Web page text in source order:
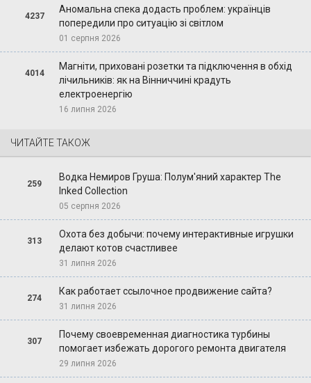
4237
Аномальна спека додасть проблем: українців
попередили про ситуацію зі світлом
01 серпня 2026
4014
Магніти, приховані розетки та підключення в обхід
лічильників: як на Вінниччині крадуть
електроенергію
16 липня 2026
ЧИТАЙТЕ ТАКОЖ
259
Водка Немиров Груша: Полум'яний характер The
Inked Collection
05 серпня 2026
313
Охота без добычи: почему интерактивные игрушки
делают котов счастливее
31 липня 2026
274
Как работает ссылочное продвижение сайта?
31 липня 2026
307
Почему своевременная диагностика турбины
помогает избежать дорогого ремонта двигателя
29 липня 2026